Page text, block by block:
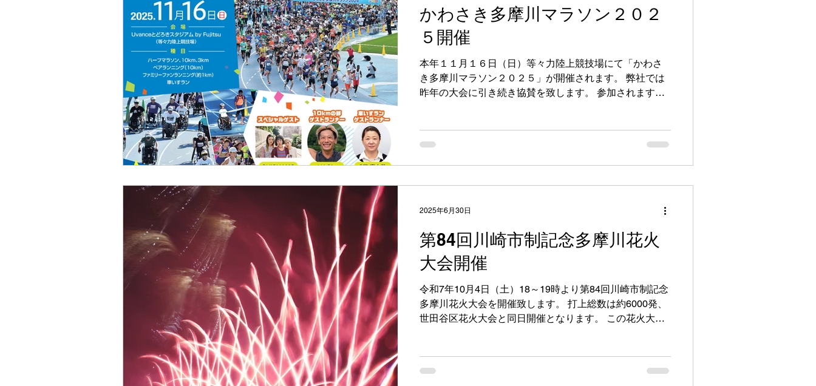
かわさき多摩川マラソン２０２
５開催
本年１１月１６日（日）等々力陸上競技場にて「かわさ
き多摩川マラソン２０２５」が開催されます。 弊社では
昨年の大会に引き続き協賛を致します。 参加されますラ
第84回川崎市制記念多摩川花火
大会開催
令和7年10月4日（土）18～19時より第84回川崎市制記念
多摩川花火大会を開催致します。 打上総数は約6000発、
世田谷区花火大会と同日開催となります。 この花火大会
2025年6月30日